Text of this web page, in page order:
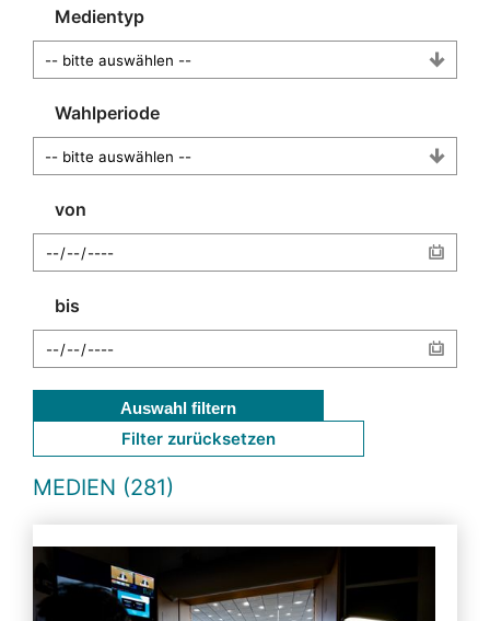
Medientyp
Wahlperiode
von
bis
Auswahl filtern
Filter zurücksetzen
MEDIEN (281)